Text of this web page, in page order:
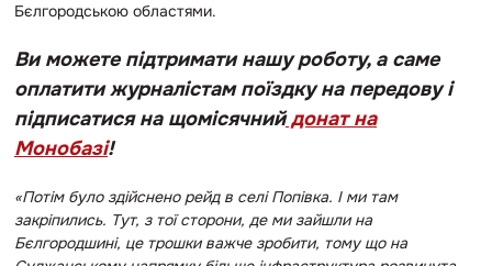
Бєлгородською областями.
Ви можете підтримати нашу роботу, а саме
оплатити журналістам поїздку на передову і
підписатися на щомісячнийдонат на
Монобазі!
«Потім було здійснено рейд в селі Попівка. І ми там
закріпились. Тут, з тої сторони, де ми зайшли на
Бєлгородшині, це трошки важче зробити, тому що на